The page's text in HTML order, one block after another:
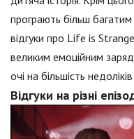
програють більш
відгуки про Life is
великим емоційним
очі на більшість
Відгуки на різні